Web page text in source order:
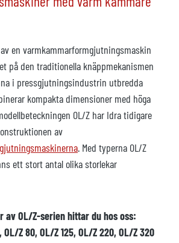
en varmkammarformgjutningsmaskin
på den traditionella knäppmekanismen
i pressgjutningsindustrin utbredda
kompakta dimensioner med höga
OL/Z har Idra tidigare
av
. Med typerna OL/Z
ett stort antal olika storlekar
av OL/Z-serien hittar du hos oss:
Z 80, OL/Z 125, OL/Z 220, OL/Z 320